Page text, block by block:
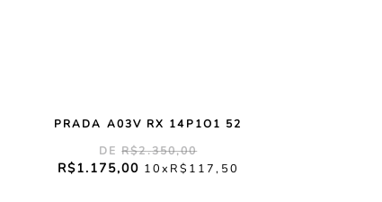
PRADA A03V RX 14P1O1 52
R$2.350,00
R$1.175,00 10 R$ 117, 50